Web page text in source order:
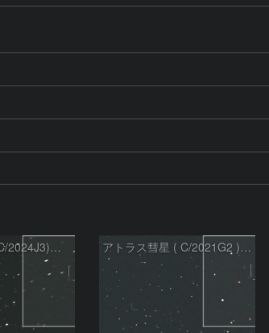
アトラス彗星 (C/2024J3)：2026/07/26 アトラス彗星 ( C/2021G2 )：2026/07/09